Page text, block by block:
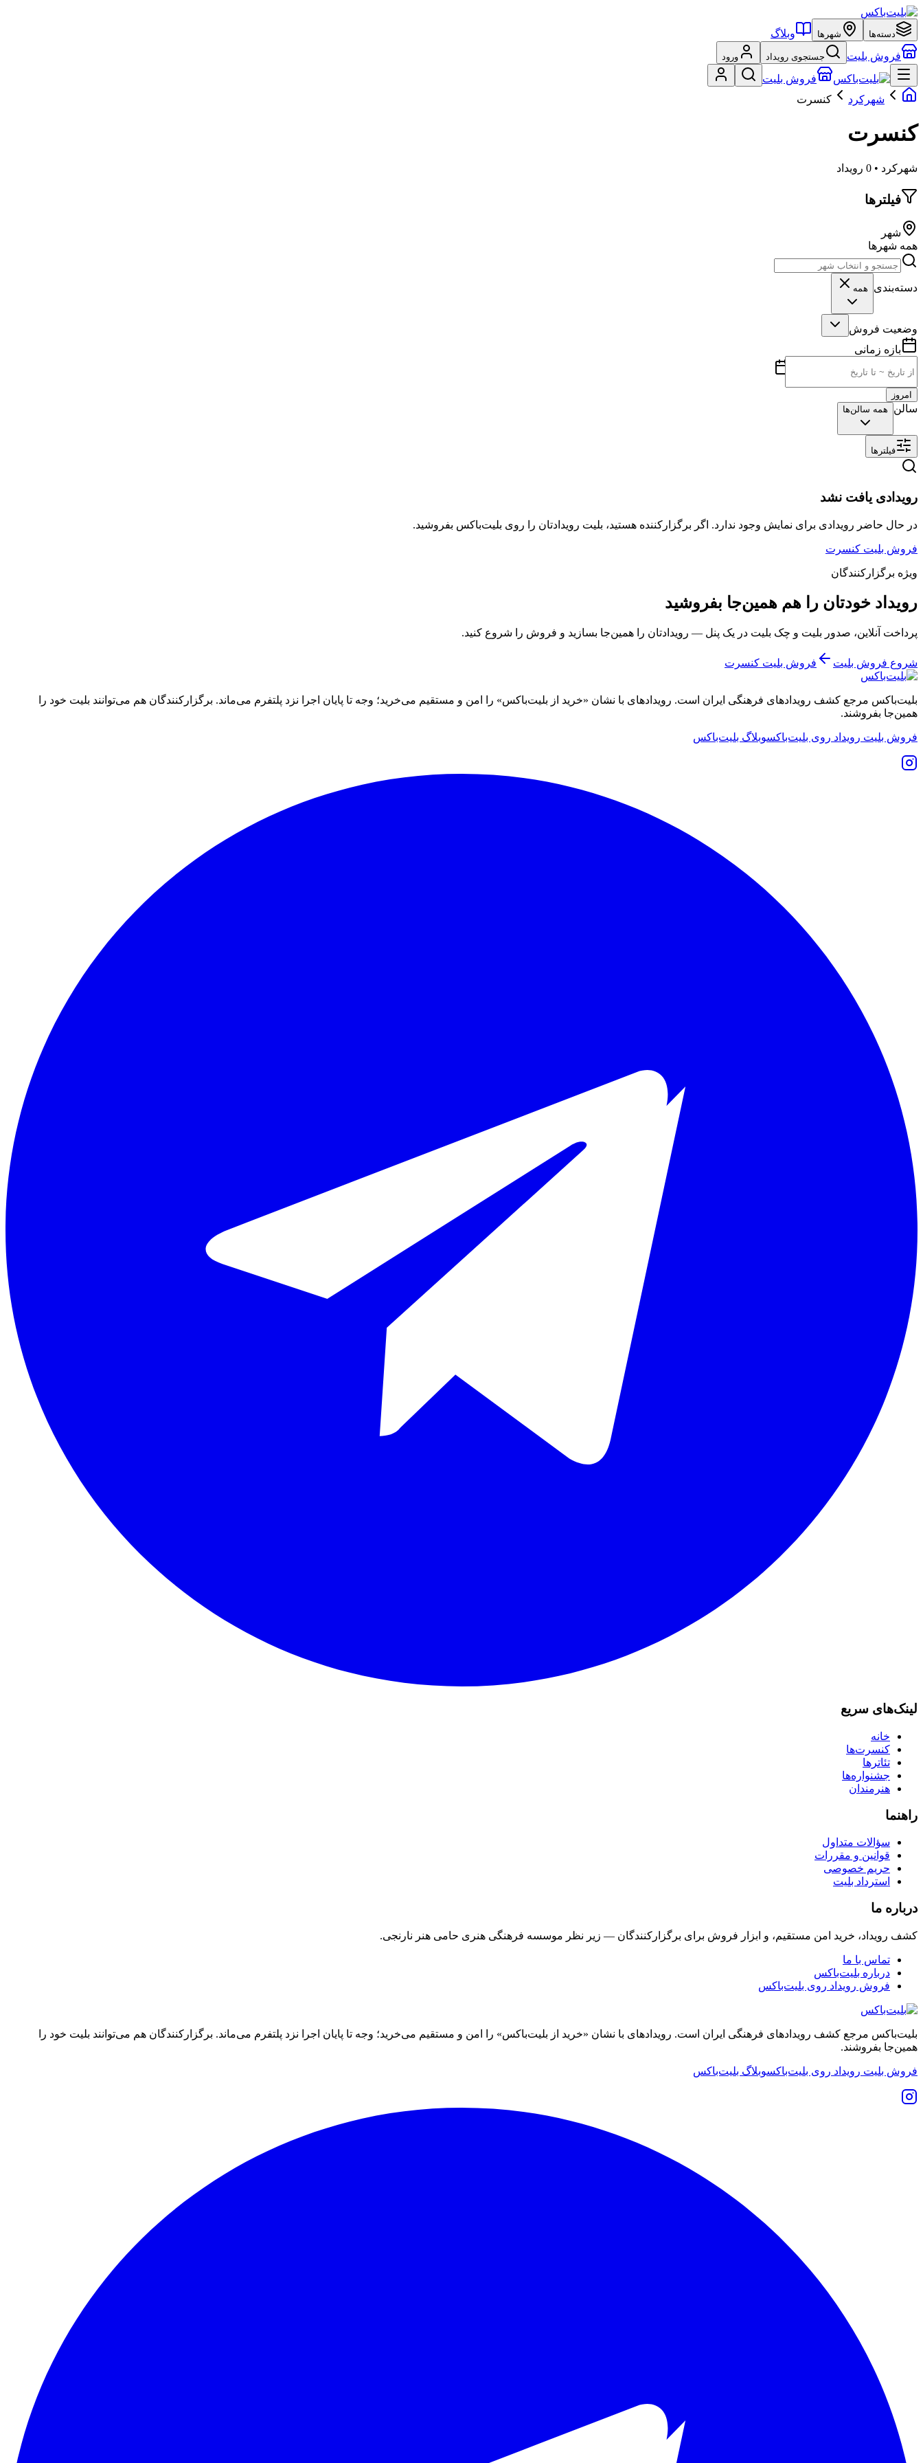
دسته‌ها شهرها
وبلاگ
فروش بلیت
جستجوی رویداد ورود
فروش بلیت
شهرکرد
کنسرت
کنسرت
شهرکرد • 0 رویداد
فیلترها
شهر
همه شهرها
دسته‌بندی همه
وضعیت فروش
بازه زمانی
امروز
سالن همه سالن‌ها
فیلترها
رویدادی یافت نشد
در حال حاضر رویدادی برای نمایش وجود ندارد. اگر برگزارکننده هستید، بلیت رویدادتان را روی بلیت‌باکس بفروشید.
فروش بلیت کنسرت
ویژه برگزارکنندگان
رویداد خودتان را هم همین‌جا بفروشید
پرداخت آنلاین، صدور بلیت و چک بلیت در یک پنل — رویدادتان را همین‌جا بسازید و فروش را شروع کنید.
شروع فروش بلیت فروش بلیت کنسرت
بلیت‌باکس مرجع کشف رویدادهای فرهنگی ایران است. رویدادهای با نشان «خرید از بلیت‌باکس» را امن و مستقیم می‌خرید؛ وجه تا پایان اجرا نزد پلتفرم می‌ماند. برگزارکنندگان هم می‌توانند بلیت خود را
همین‌جا بفروشند.
فروش بلیت رویداد روی بلیت‌باکسوبلاگ بلیت‌باکس
لینک‌های سریع
خانه
کنسرت‌ها
تئاترها
جشنواره‌ها
هنرمندان
راهنما
سؤالات متداول
قوانین و مقررات
حریم خصوصی
استرداد بلیت
درباره ما
کشف رویداد، خرید امن مستقیم، و ابزار فروش برای برگزارکنندگان — زیر نظر موسسه فرهنگی هنری حامی هنر نارنجی.
تماس با ما
درباره بلیت‌باکس
فروش رویداد روی بلیت‌باکس
بلیت‌باکس مرجع کشف رویدادهای فرهنگی ایران است. رویدادهای با نشان «خرید از بلیت‌باکس» را امن و مستقیم می‌خرید؛ وجه تا پایان اجرا نزد پلتفرم می‌ماند. برگزارکنندگان هم می‌توانند بلیت خود را
همین‌جا بفروشند.
فروش بلیت رویداد روی بلیت‌باکسوبلاگ بلیت‌باکس